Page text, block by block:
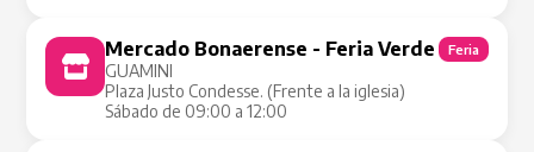
Mercado Bonaerense - Feria Verde
GUAMINI
Plaza Justo Condesse. (Frente a la iglesia)
Sábado de 09:00 a 12:00
Feria